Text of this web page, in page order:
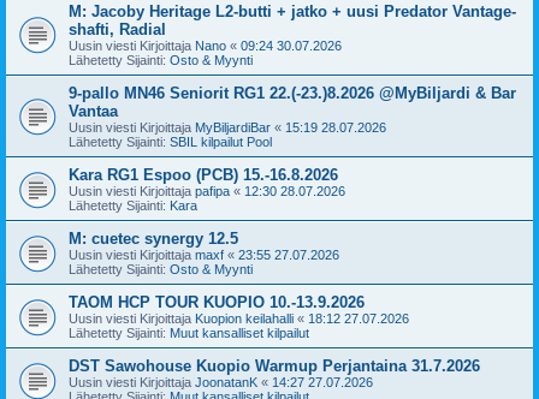
M: Jacoby Heritage L2-butti + jatko + uusi Predator Vantage-
shafti, Radial
Uusin viesti Kirjoittaja Nano « 09:24 30.07.2026
Lähetetty Sijainti: Osto & Myynti
9-pallo MN46 Seniorit RG1 22.(-23.)8.2026 @MyBiljardi & Bar
Vantaa
Uusin viesti Kirjoittaja MyBiljardiBar « 15:19 28.07.2026
Lähetetty Sijainti: SBIL kilpailut Pool
Kara RG1 Espoo (PCB) 15.-16.8.2026
Uusin viesti Kirjoittaja pafipa « 12:30 28.07.2026
Lähetetty Sijainti: Kara
M: cuetec synergy 12.5
Uusin viesti Kirjoittaja maxf « 23:55 27.07.2026
Lähetetty Sijainti: Osto & Myynti
TAOM HCP TOUR KUOPIO 10.-13.9.2026
Uusin viesti Kirjoittaja Kuopion keilahalli « 18:12 27.07.2026
Lähetetty Sijainti: Muut kansalliset kilpailut
DST Sawohouse Kuopio Warmup Perjantaina 31.7.2026
Uusin viesti Kirjoittaja JoonatanK « 14:27 27.07.2026
Lähetetty Sijainti: Muut kansalliset kilpailut